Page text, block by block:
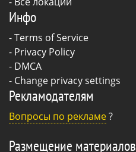
Инфо
-Terms of Service
- Privacy Policy
- DMCA
- Change privacy settings
Рекламодателям
Вопросы по рекламе?
Размещение материалов